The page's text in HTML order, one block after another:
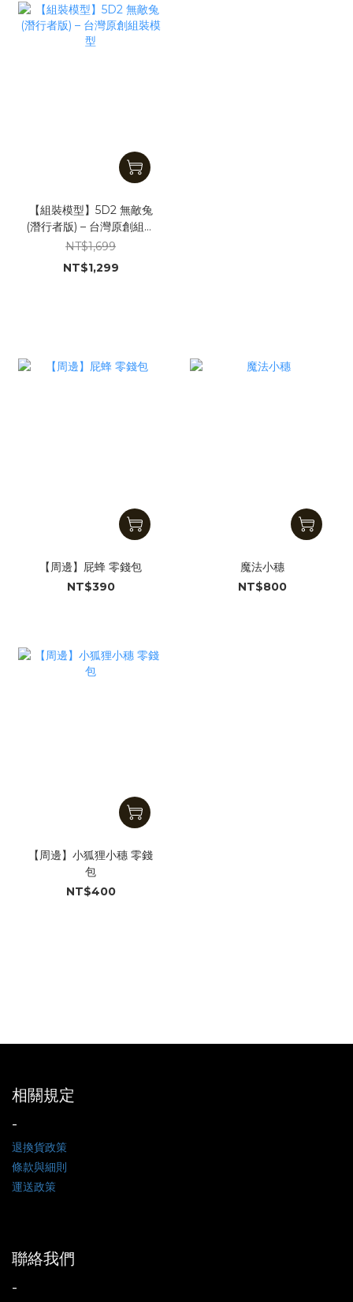
【組裝模型】5D2 無敵兔
(潛行者版) – 台灣原創組裝
模型
NT$1,699
NT$1,299
【周邊】屁蜂 零錢包
NT$390
魔法小穗
NT$800
【周邊】小狐狸小穗 零錢
包
NT$400
相關規定
-
退換貨政策
條款與細則
運送政策
聯絡我們
-